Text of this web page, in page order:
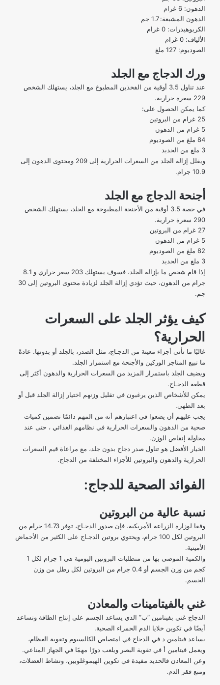
الدهون: 6 غرام
الدهون المشبعة: 1.7 جم
الكربوهيدرات: 0 غرام
الألياف: 0 غرام
الصوديوم: 127 ملغ
ورك الدجاج مع الجلد
عند تناول 3.5 أوقية من الفخذين المطبوخ مع الجلد، يستهلك الشخص
229 سعرة حرارية.
كما يمكن الحصول على:
25 غرام من البروتين
5 غرام من الدهون
84 ملغ من الصوديوم
3 ملغ من الحديد
ويقلل إزالة الجلد من السعرات الحرارية إلى 209 ومحتوى الدهون إلى
10.9 جرام.
أجنحة الدجاج مع الجلد
في حصة 3.5 أوقية من الأجنحة المطبوخة مع الجلد، يستهلك الشخص
290 سعرة حرارية.
27 غرام من البروتين
5 غرام من الدهون
82 ملغ من الصوديوم
3 ملغ من الحديد
إذا قام شخص ما بإزالة الجلد، فسوف يستهلك 203 سعر حراري و 8.1
جرام من الدهون، حيث تؤدي إزالة الجلد لزيادة محتوى البروتين إلى 30
جم.
كيف يؤثر الجلد على السعرات
الحرارية؟
غالبًا ما تأتي أجزاء معينة من الدجـاج، مثل الصدر، بالجلد أو بدونها. عادةً
ما تبيع المتاجر الوركين والأجنحة مع استمرار الجلد.
ويضيف الجلد باستمرار المزيد من السعرات الحرارية والدهون أكثر إلى
قطعة الدجـاج.
يمكن للأشخاص الذين يرغبون في تقليل وزنهم اختيار إزالة الجلد قبل أو
بعد الطهي.
يجب عليهم أن يضعوا في اعتبارهم أنه من المهم دائمًا تضمين كميات
صحية من الدهون والسعرات الحرارية في نظامهم الغذائي ، حتى عند
محاولة إنقاص الوزن.
الخيار الأفضل هو تناول صدر دجاج بدون جلد، مع مراعاة قيم السعرات
الحرارية والدهون والبروتين للأجزاء المختلفة من الدجاج.
الفوائد الصحية للدجاج:
نسبة عالية من البروتين
وفقا لوزارة الزراعة الأمريكية، فإن صدور الدجـاج، توفر 14.73 جرام من
البروتين لكل 100 جرام، ويحتوي بروتين الدجـاج على الكثير من الأحماض
الأمينية.
والكمية الموصى بها من متطلبات البروتين اليومية هي 1 جرام لكل 1
كجم من وزن الجسم أو 0.4 جرام من البروتين لكل رطل من وزن
الجسم.
غني بالفيتامينات والمعادن
الدجاج غني بفيتامين “ب” الذي يساعد الجسم على إنتاج الطاقة وتساعد
أيضًا في تكوين خلايا الدم الحمراء الصحية.
يساعد فيتامين د في الدجاج في امتصاص الكالسيوم وتقوية العظام،
ويعمل فيتامين أ في تقوية البصر ويلعب دورًا مهمًا في الجهاز المناعي.
وعن المعادن فالحديد مفيدة في تكوين الهيموغلوبين، ونشاط العضلات،
ومنع فقر الدم.